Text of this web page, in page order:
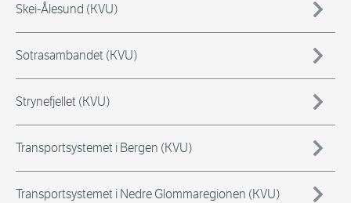
Skei-Ålesund (KVU)
Sotrasambandet (KVU)
Strynefjellet (KVU)
Transportsystemet i Bergen (KVU)
Transportsystemet i Nedre Glommaregionen (KVU)